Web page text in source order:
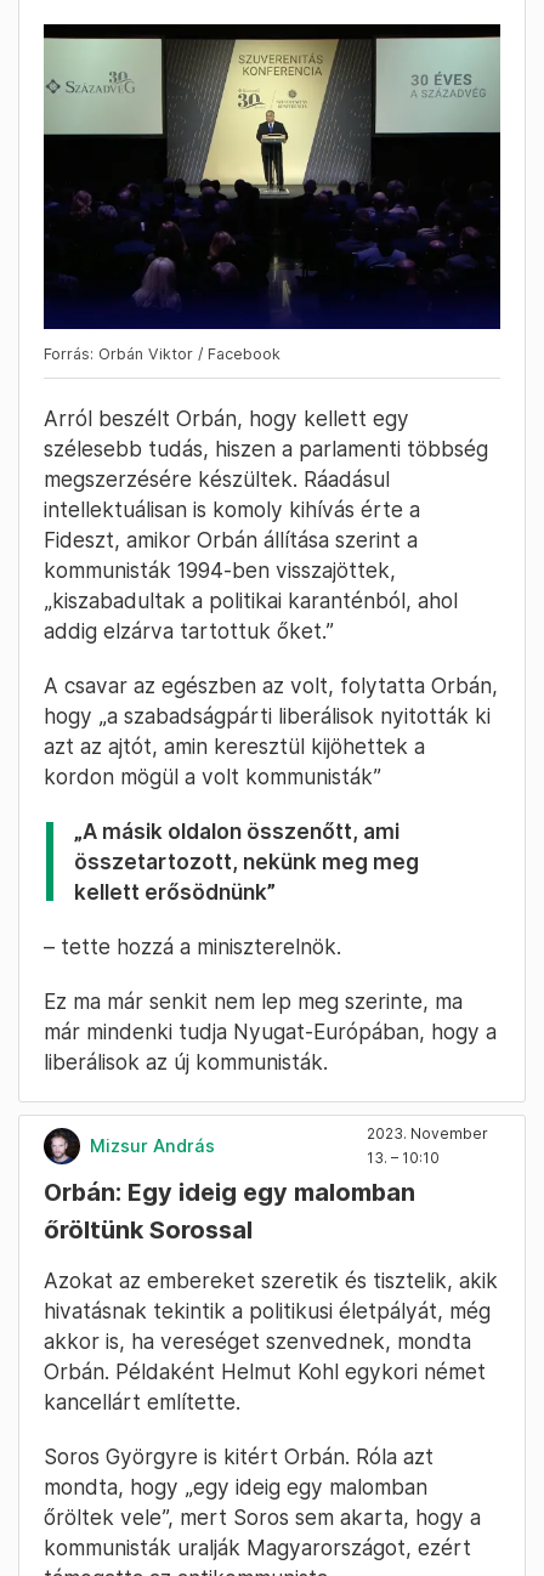
Forrás: Orbán Viktor / Facebook
Arról beszélt Orbán, hogy kellett egy
szélesebb tudás, hiszen a parlamenti többség
megszerzésére készültek. Ráadásul
intellektuálisan is komoly kihívás érte a
Fideszt, amikor Orbán állítása szerint a
kommunisták 1994-ben visszajöttek,
„kiszabadultak a politikai karanténból, ahol
addig elzárva tartottuk őket.”
A csavar az egészben az volt, folytatta Orbán,
hogy „a szabadságpárti liberálisok nyitották ki
azt az ajtót, amin keresztül kijöhettek a
kordon mögül a volt kommunisták”
„A másik oldalon összenőtt, ami
összetartozott, nekünk meg meg
kellett erősödnünk”
– tette hozzá a miniszterelnök.
Ez ma már senkit nem lep meg szerinte, ma
már mindenki tudja Nyugat-Európában, hogy a
liberálisok az új kommunisták.
Mizsur András
2023. November
13. – 10:10
Orbán: Egy ideig egy malomban
őröltünk Sorossal
Azokat az embereket szeretik és tisztelik, akik
hivatásnak tekintik a politikusi életpályát, még
akkor is, ha vereséget szenvednek, mondta
Orbán. Példaként Helmut Kohl egykori német
kancellárt említette.
Soros Györgyre is kitért Orbán. Róla azt
mondta, hogy „egy ideig egy malomban
őröltek vele”, mert Soros sem akarta, hogy a
kommunisták uralják Magyarországot, ezért